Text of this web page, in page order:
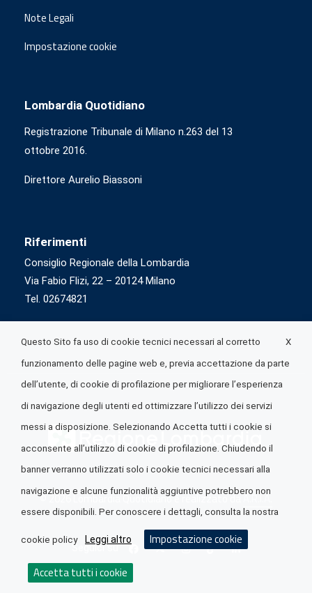
Note Legali
Impostazione cookie
Lombardia Quotidiano
Registrazione Tribunale di Milano n.263 del 13
ottobre 2016.
Direttore Aurelio Biassoni
Riferimenti
Consiglio Regionale della Lombardia
Via Fabio Flizi, 22 – 20124 Milano
Tel. 02674821
© 2026 Lombardia Quotidiano è realizzato daA.R.I.A.
Seguici su
X
Questo Sito fa uso di cookie tecnici necessari al corretto
funzionamento delle pagine web e, previa accettazione da parte
dell’utente, di cookie di profilazione per migliorare l’esperienza
di navigazione degli utenti ed ottimizzare l’utilizzo dei servizi
messi a disposizione. Selezionando Accetta tutti i cookie si
acconsente all’utilizzo di cookie di profilazione. Chiudendo il
banner verranno utilizzati solo i cookie tecnici necessari alla
navigazione e alcune funzionalità aggiuntive potrebbero non
essere disponibili. Per conoscere i dettagli, consulta la nostra
cookie policy Leggi altro Impostazione cookie
Accetta tutti i cookie